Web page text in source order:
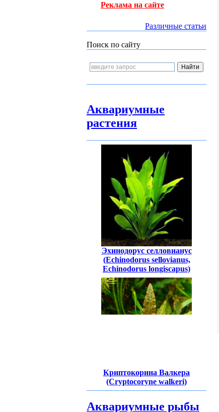
Реклама на сайте
Различные статьи
Поиск по сайту
Аквариумные
растения
Эхинодорус селловианус
(Echinodorus sellovianus,
Echinodorus longiscapus)
Криптокорина Валкера
(Cryptocoryne walkeri)
Аквариумные рыбы